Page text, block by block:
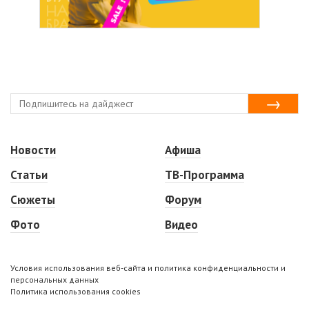
Новости
Статьи
Сюжеты
Фото
Афиша
ТВ-Программа
Форум
Видео
Условия использования веб-сайта и политика конфиденциальности и
персональных данных
Политика использования cookies